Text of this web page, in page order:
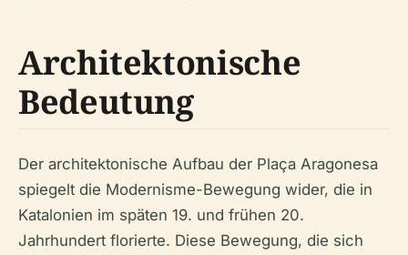
Architektonische
Bedeutung
Der architektonische Aufbau der Plaça Aragonesa
spiegelt die Modernisme-Bewegung wider, die in
Katalonien im späten 19. und frühen 20.
Jahrhundert florierte. Diese Bewegung, die sich